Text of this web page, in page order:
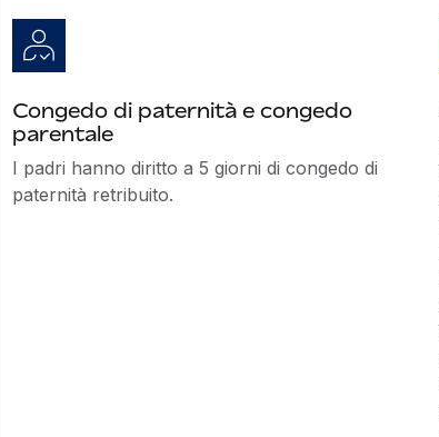
Congedo di paternità e congedo
parentale
I padri hanno diritto a 5 giorni di congedo di
paternità retribuito.